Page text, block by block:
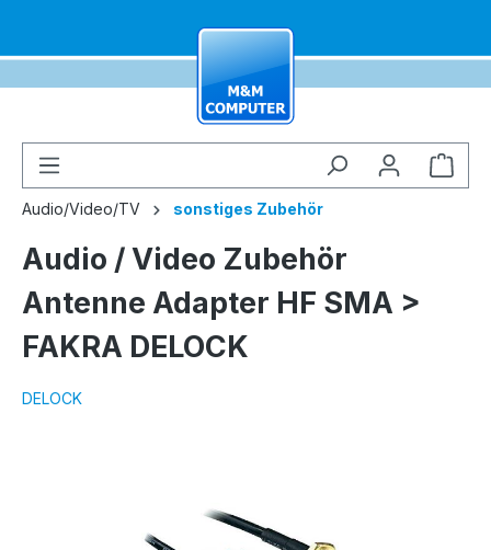
Audio/Video/TV sonstiges Zubehör
Audio / Video Zubehör
Antenne Adapter HF SMA >
FAKRA DELOCK
DELOCK